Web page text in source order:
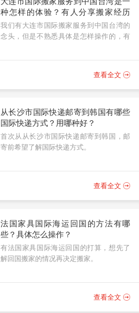
种怎样的体验？有人分享搬家经历
吗？
我们有大连市国际搬家服务到中国台湾的
念头，但是不熟悉具体是怎样操作的，有
查看全文
从长沙市国际快递邮寄到韩国有哪些
国际快递方式？用哪种好？
首次从从长沙市国际快递邮寄到韩国，邮
寄前希望了解国际快递方式。
查看全文
法国家具国际海运回国的方法有哪
些？具体怎么操作？
有法国家具国际海运回国的打算，想先了
解回国搬家的情况再决定搬家。
查看全文